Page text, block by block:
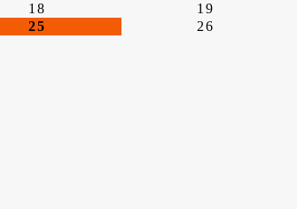
18
19
25
26